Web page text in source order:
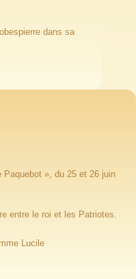
dans sa
Paquebot », du 25 et 26 juin
entre le roi et les Patriotes.
Lucile